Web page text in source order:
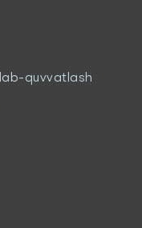
quvvatlash